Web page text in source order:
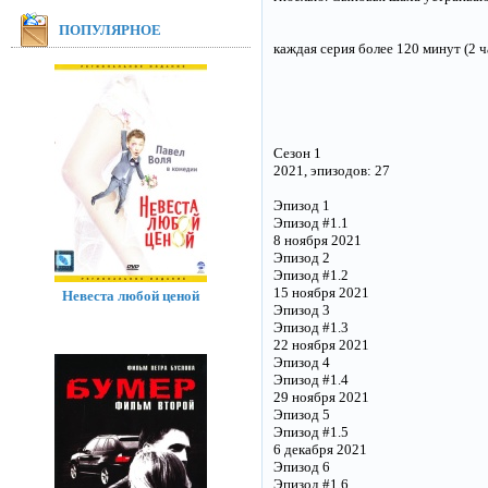
каждая серия более 120 минут (2
Сезон 1
2021, эпизодов: 27
Эпизод 1
Эпизод #1.1
8 ноября 2021
Эпизод 2
Эпизод #1.2
15 ноября 2021
Эпизод 3
Эпизод #1.3
22 ноября 2021
Эпизод 4
Эпизод #1.4
29 ноября 2021
Эпизод 5
Эпизод #1.5
6 декабря 2021
Эпизод 6
Эпизод #1.6
ПОПУЛЯРНОЕ
Невеста любой ценой